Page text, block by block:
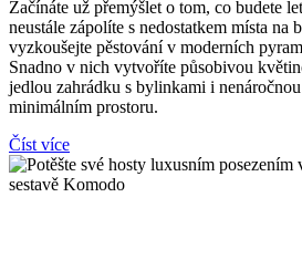
Začínáte už přemýšlet o tom, co budete
neustále zápolíte s nedostatkem místa na
vyzkoušejte pěstování v moderních
Snadno v nich vytvoříte působivou
jedlou zahrádku s bylinkami i
minimálním prostoru.
Číst více